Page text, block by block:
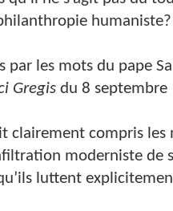
humaniste?
par les mots du pape
Gregis du 8 septembre
clairement compris les
moderniste de
luttent